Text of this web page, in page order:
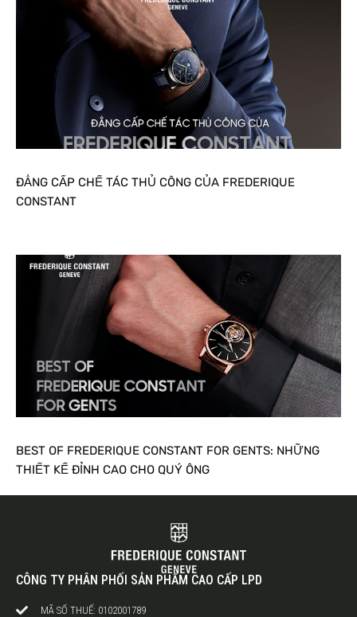
ĐẲNG CẤP CHẾ TÁC THỦ CÔNG CỦA FREDERIQUE
CONSTANT
BEST OF FREDERIQUE CONSTANT FOR GENTS: NHỮNG
THIẾT KẾ ĐỈNH CAO CHO QUÝ ÔNG
CÔNG TY PHÂN PHỐI SẢN PHẨM CAO CẤP LPD
MÃ SỐ THUẾ: 0102001789